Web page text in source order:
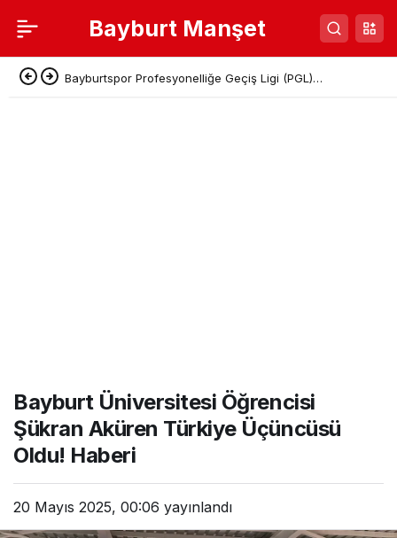
Bayburt Manşet
Bayburtspor Profesyonelliğe Geçiş Ligi (PGL)
Bayburt Üniversitesi Öğrencisi
Şükran Aküren Türkiye Üçüncüsü
Oldu! Haberi
20 Mayıs 2025, 00:06 yayınlandı